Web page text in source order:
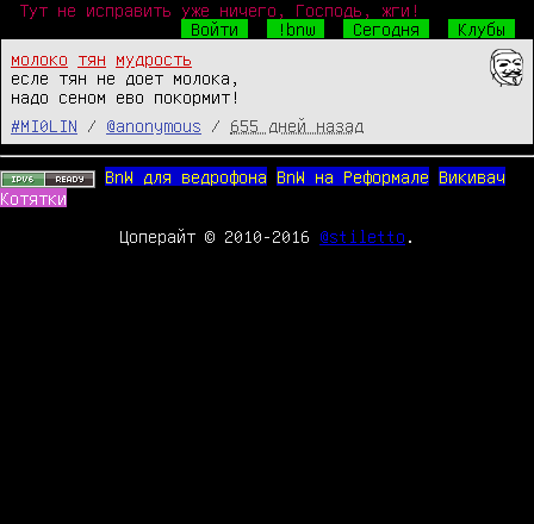
Тут не исправить уже ничего, Господь, жги!
Войти
!bnw Сегодня
Клубы
молоко
тян
мудрость
есле тян не доет молока,
надо сеном ево покормит!
#MI0LIN
/ @anonymous / 655 дней назад
BnW для ведрофона BnW на Реформале
Викивач
Котятки
Цоперайт © 2010-2016 @stiletto